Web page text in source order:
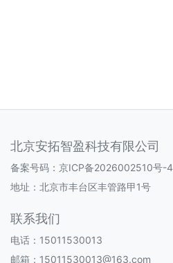
北京安拓智盈科技有限公司
备案号码： 京ICP备2026002510号-4
地址：北京市丰台区丰管路甲1号
联系我们
电话：15011530013
邮箱：15011530013@163.com